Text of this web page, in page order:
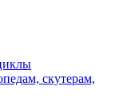
скутерам,